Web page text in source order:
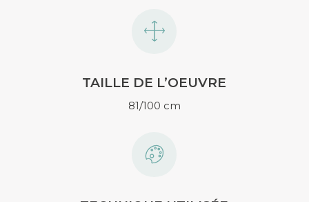
TAILLE DE L’OEUVRE
81/100 cm